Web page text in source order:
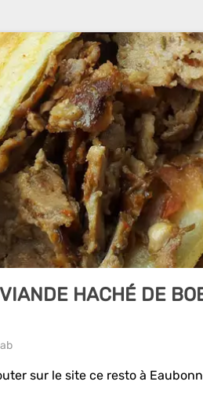
HACHÉ DE
sur le site ce resto à